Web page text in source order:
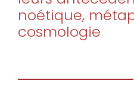
noétique,
cosmologie